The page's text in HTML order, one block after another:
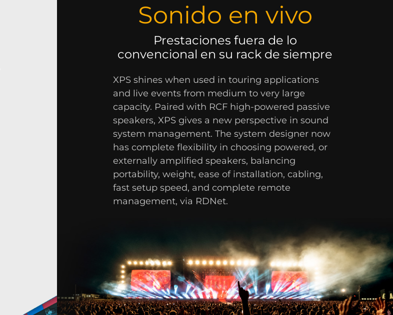
Sonido en vivo
Prestaciones fuera de lo
convencional en su rack de siempre
XPS shines when used in touring applications
and live events from medium to very large
capacity. Paired with RCF high-powered passive
speakers, XPS gives a new perspective in sound
system management. The system designer now
has complete flexibility in choosing powered, or
externally amplified speakers, balancing
portability, weight, ease of installation, cabling,
fast setup speed, and complete remote
management, via RDNet.